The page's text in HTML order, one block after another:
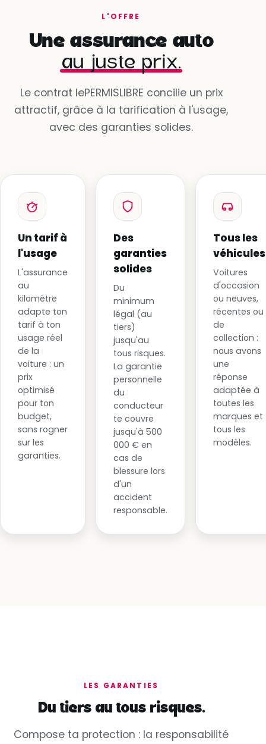
L'OFFRE
Une assurance auto
au juste prix.
Le contrat lePERMISLIBRE concilie un prix
attractif, grâce à la tarification à l'usage,
avec des garanties solides.
Un tarif à
l'usage
L'assurance
au
kilomètre
adapte ton
tarif à ton
usage réel
de la
voiture : un
prix
optimisé
pour ton
budget,
sans rogner
sur les
garanties.
Des
garanties
solides
Du
minimum
légal (au
tiers)
jusqu'au
tous risques.
La garantie
personnelle
du
conducteur
te couvre
jusqu'à 500
000 € en
cas de
blessure lors
d'un
accident
responsable.
Tous les
véhicules
Voitures
d'occasion
ou neuves,
récentes ou
de
collection :
nous avons
une
réponse
adaptée à
toutes les
marques et
tous les
modèles.
LES GARANTIES
Du tiers au tous risques.
Compose ta protection : la responsabilité